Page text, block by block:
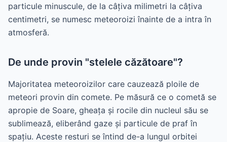
particule minuscule, de la câțiva milimetri la câțiva
centimetri, se numesc meteoroizi înainte de a intra în
atmosferă.
De unde provin "stelele căzătoare"?
Majoritatea meteoroizilor care cauzează ploile de
meteori provin din comete. Pe măsură ce o cometă se
apropie de Soare, gheața și rocile din nucleul său se
sublimează, eliberând gaze și particule de praf în
spațiu. Aceste resturi se întind de-a lungul orbitei